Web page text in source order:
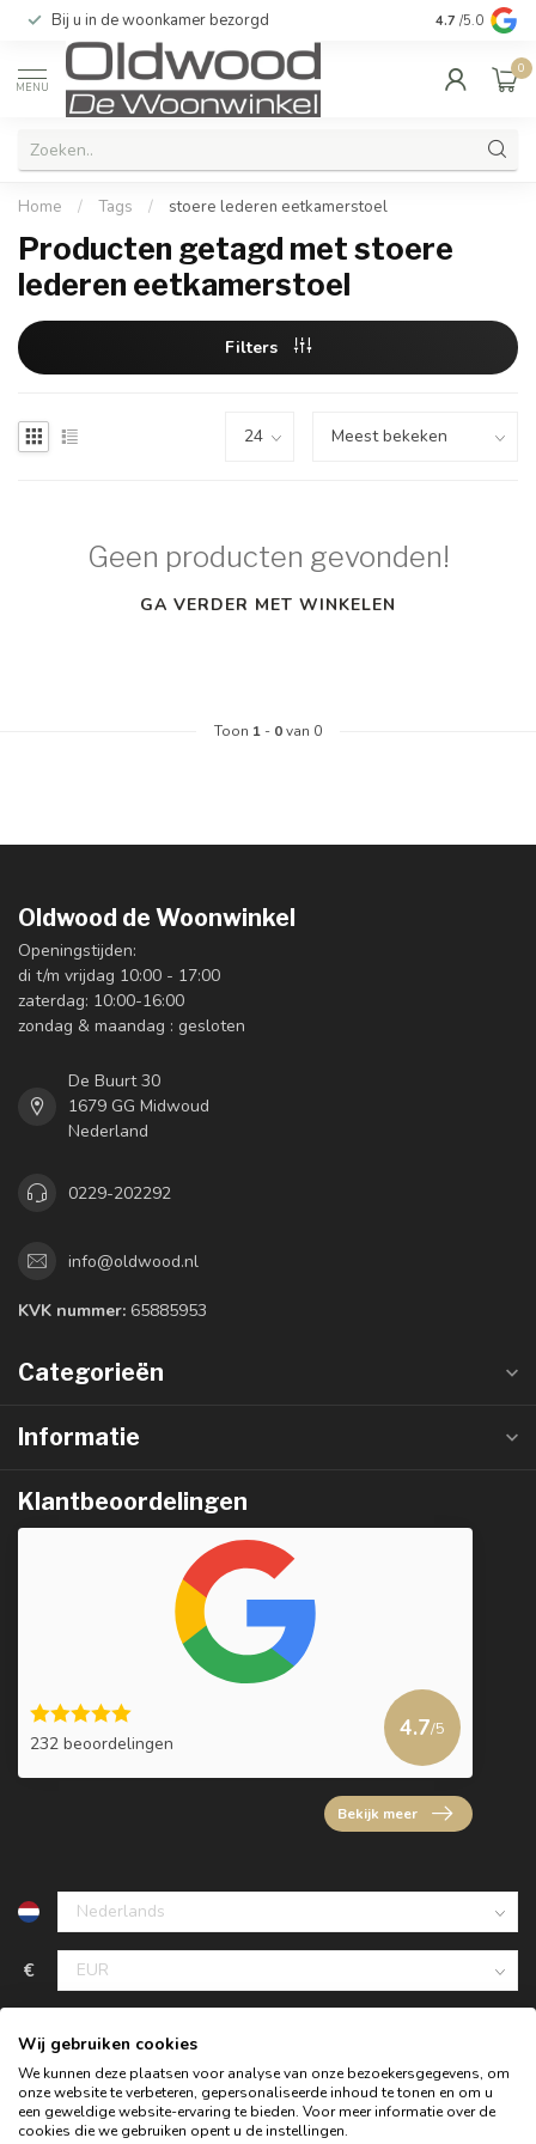
Bij u in de woonkamer bezorgd Kwaliteit &
4.7 /5.0
MENU
0
Home / Tags / stoere lederen eetkamerstoel
Producten getagd met stoere
lederen eetkamerstoel
Filters
Geen producten gevonden!
GA VERDER MET WINKELEN
Toon 1 - 0van 0
Oldwood de Woonwinkel
Openingstijden:
di t/m vrijdag 10:00 - 17:00
zaterdag: 10:00-16:00
zondag & maandag : gesloten
De Buurt 30
1679 GG Midwoud
Nederland
0229-202292
info@oldwood.nl
KVK nummer: 65885953
Categorieën
Informatie
Klantbeoordelingen
232 beoordelingen
4.7/5
Bekijk meer
€
Wij gebruiken cookies
We kunnen deze plaatsen voor analyse van onze bezoekersgegevens, om
onze website te verbeteren, gepersonaliseerde inhoud te tonen en om u
een geweldige website-ervaring te bieden. Voor meer informatie over de
cookies die we gebruiken opent u de instellingen.